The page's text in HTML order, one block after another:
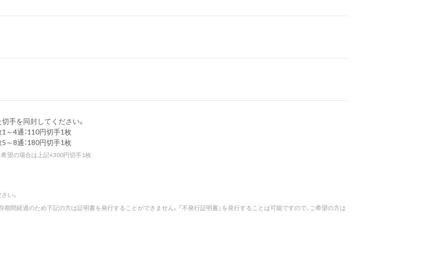
手を同封してください。
～4通：110円切手1枚
～8通：180円切手1枚
望の場合は上記+300円切手1枚
い。
間経過のため下記の方は証明書を発行することができません。「不発行証明書」を発行することは可能ですので、ご希望の方は